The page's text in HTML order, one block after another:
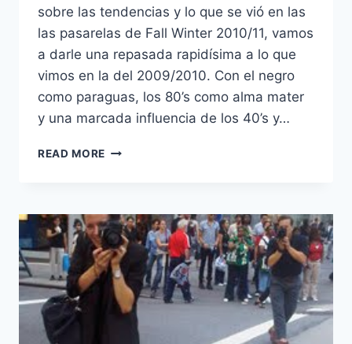
sobre las tendencias y lo que se vió en las
las pasarelas de Fall Winter 2010/11, vamos
a darle una repasada rapidísima a lo que
vimos en la del 2009/2010. Con el negro
como paraguas, los 80’s como alma mater
y una marcada influencia de los 40’s y…
READ MORE UN
2010